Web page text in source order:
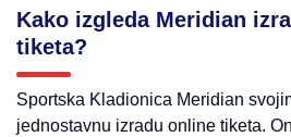
Kako izgleda Meridian
tiketa?
Sportska Kladionica Meridian
jednostavnu izradu online tiketa.